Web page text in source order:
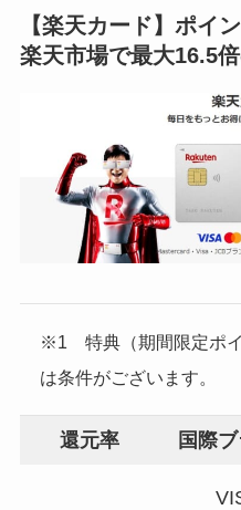
【楽天カード】ポイ
楽天市場で最大16.5
※1 特典（期間限定ポ
は条件がございます。
還元率 国際